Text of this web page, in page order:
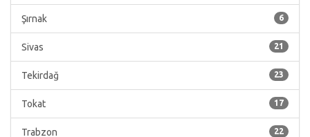
6
Şırnak
21
Sivas
23
Tekirdağ
17
Tokat
22
Trabzon